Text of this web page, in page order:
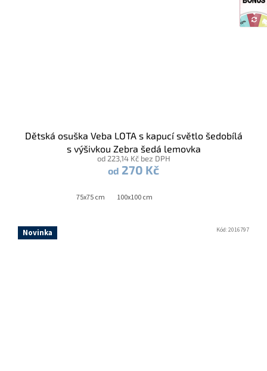
Dětská osuška Veba LOTA s kapucí světlo šedobílá
s výšivkou Zebra šedá lemovka
od 223,14 Kč bez DPH
od 270 Kč
75x75 cm 100x100 cm
Novinka Kód:2016797